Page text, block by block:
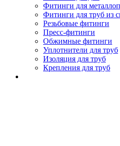
Фитинги для
Фитинги для труб из
Резьбовые фитинги
Пресс-фитинги
Обжимные фитинги
Уплотнители для труб
Изоляция для труб
Крепления для труб